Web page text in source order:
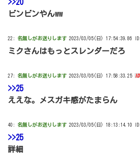
>>20
ビンビンやんww
22: 名無しがお送りします 2023/03/05(日) 17:54:39.86
ミクさんはもっとスレンダーだろ
27: 名無しがお送りします 2023/03/05(日) 17:58:33.25
>>25
ええな。メスガキ感がたまらん
40: 名無しがお送りします 2023/03/05(日) 18:13:14.10
>>25
詳細